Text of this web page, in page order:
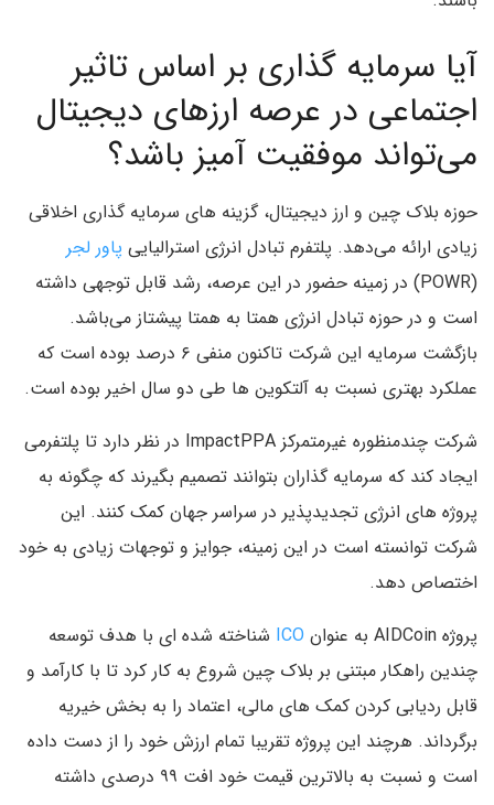
آیا سرمایه گذاری بر اساس تاثیر
اجتماعی در عرصه ارزهای دیجیتال
می‌تواند موفقیت آمیز باشد؟
حوزه بلاک چین و ارز دیجیتال، گزینه های سرمایه گذاری اخلاقی
زیادی ارائه می‌دهد. پلتفرم تبادل انرژی استرالیایی پاور لجر
(POWR) در زمینه حضور در این عرصه، رشد قابل توجهی داشته
است و در حوزه تبادل انرژی همتا به همتا پیشتاز می‌باشد.
بازگشت سرمایه این شرکت تاکنون منفی ۶ درصد بوده است که
عملکرد بهتری نسبت به آلتکوین ها طی دو سال اخیر بوده است.
شرکت چندمنظوره غیرمتمرکز ImpactPPA در نظر دارد تا پلتفرمی
ایجاد کند که سرمایه گذاران بتوانند تصمیم بگیرند که چگونه به
پروژه های انرژی تجدیدپذیر در سراسر جهان کمک کنند. این
شرکت توانسته است در این زمینه، جوایز و توجهات زیادی به خود
اختصاص دهد.
پروژه AIDCoin به عنوان
ICO شناخته شده ای با هدف توسعه
چندین راهکار مبتنی بر بلاک چین شروع به کار کرد تا با کارآمد و
قابل ردیابی کردن کمک های مالی، اعتماد را به بخش خیریه
برگرداند. هرچند این پروژه تقریبا تمام ارزش خود را از دست داده
است و نسبت به بالاترین قیمت خود افت ۹۹ درصدی داشته